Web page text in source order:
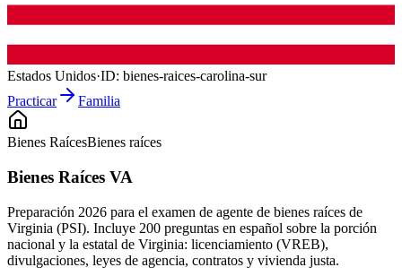
Estados Unidos·ID: bienes-raices-carolina-sur
Practicar
Familia
Bienes RaícesBienes raíces
Bienes Raíces VA
Preparación 2026 para el examen de agente de bienes raíces de
Virginia (PSI). Incluye 200 preguntas en español sobre la porción
nacional y la estatal de Virginia: licenciamiento (VREB),
divulgaciones, leyes de agencia, contratos y vivienda justa.